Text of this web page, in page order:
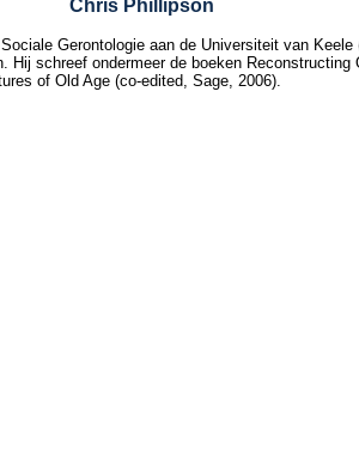
Chris Phillipson
Gerontologie aan de Universiteit van
schreef ondermeer de boeken
of Old Age (co-edited, Sage, 2006).